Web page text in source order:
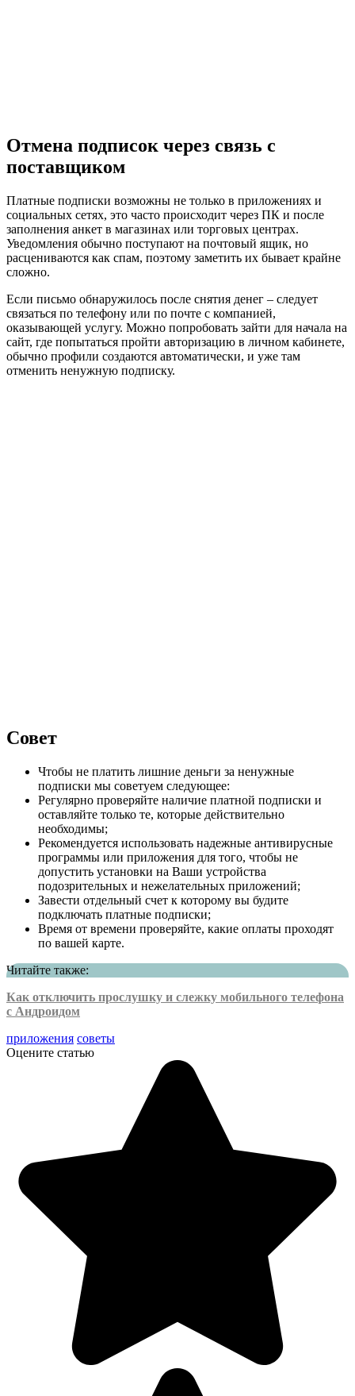
Отмена подписок через связь с
поставщиком
Платные подписки возможны не только в приложениях и
социальных сетях, это часто происходит через ПК и после
заполнения анкет в магазинах или торговых центрах.
Уведомления обычно поступают на почтовый ящик, но
расцениваются как спам, поэтому заметить их бывает крайне
сложно.
Если письмо обнаружилось после снятия денег – следует
связаться по телефону или по почте с компанией,
оказывающей услугу. Можно попробовать зайти для начала на
сайт, где попытаться пройти авторизацию в личном кабинете,
обычно профили создаются автоматически, и уже там
отменить ненужную подписку.
Совет
Чтобы не платить лишние деньги за ненужные
подписки мы советуем следующее:
Регулярно проверяйте наличие платной подписки и
оставляйте только те, которые действительно
необходимы;
Рекомендуется использовать надежные антивирусные
программы или приложения для того, чтобы не
допустить установки на Ваши устройства
подозрительных и нежелательных приложений;
Завести отдельный счет к которому вы будите
подключать платные подписки;
Время от времени проверяйте, какие оплаты проходят
по вашей карте.
Читайте также:
Как отключить прослушку и слежку мобильного телефона
с Андроидом
приложения советы
Оцените статью